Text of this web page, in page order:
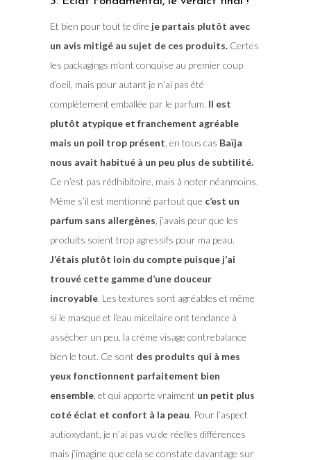
Et bien pour tout te dire je partais plutôt avec
un avis mitigé au sujet de ces produits.Certes
les packagings m’ont conquise au premier coup
d’oeil, mais pour autant je n’ai pas été
complètement emballée par le parfum. Il est
plutôt atypique et franchement agréable
mais un poil trop présent , en tous cas Baïja
nous avait habitué à un peu plus de subtilité.
Ce n’est pas rédhibitoire, mais à noter néanmoins.
Même s’il est mentionné partout que c’est un
parfum sans allergènes , j’avais peur que les
produits soient trop agressifs pour ma peau.
J’étais plutôt loin du compte puisque j’ai
trouvé cette gamme d’une douceur
incroyable. Les textures sont agréables et même
si le masque et l’eau micellaire ont tendance à
assècher un peu, la crème visage contrebalance
bien le tout. Ce sont des produits qui à mes
yeux fonctionnent parfaitement bien
ensemble, et qui apporte vraiment un petit plus
coté éclat et confort à la peau. Pour l’aspect
autioxydant, je n’ai pas vu de réelles différences
mais j’imagine que cela se constate davantage sur